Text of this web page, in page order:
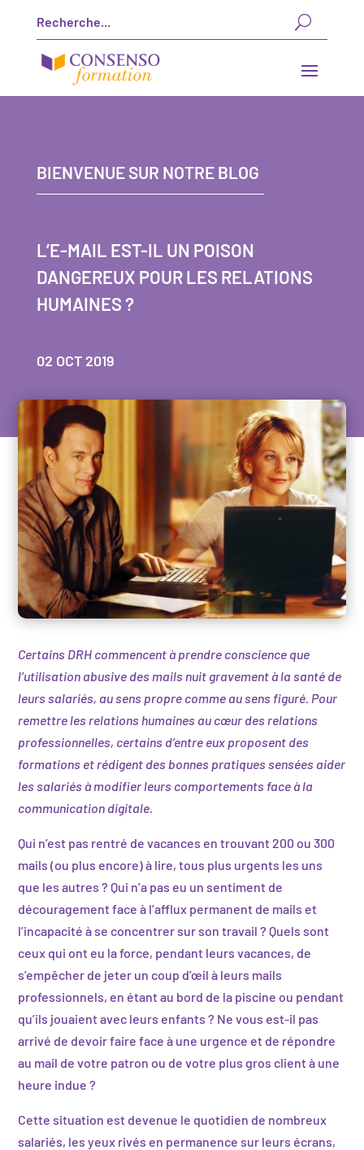
BIENVENUE SUR NOTRE BLOG
L’E-MAIL EST-IL UN POISON
DANGEREUX POUR LES RELATIONS
HUMAINES ?
02 OCT 2019
Certains DRH commencent à prendre conscience que
l’utilisation abusive des mails nuit gravement à la santé de
leurs salariés, au sens propre comme au sens figuré. Pour
remettre les relations humaines au cœur des relations
professionnelles, certains d’entre eux proposent des
formations et rédigent des bonnes pratiques sensées aider
les salariés à modifier leurs comportements face à la
communication digitale.
Qui n’est pas rentré de vacances en trouvant 200 ou 300
mails (ou plus encore) à lire, tous plus urgents les uns
que les autres ? Qui n’a pas eu un sentiment de
découragement face à l’afflux permanent de mails et
l’incapacité à se concentrer sur son travail ? Quels sont
ceux qui ont eu la force, pendant leurs vacances, de
s’empêcher de jeter un coup d’œil à leurs mails
professionnels, en étant au bord de la piscine ou pendant
qu’ils jouaient avec leurs enfants ? Ne vous est-il pas
arrivé de devoir faire face à une urgence et de répondre
au mail de votre patron ou de votre plus gros client à une
heure indue ?
Cette situation est devenue le quotidien de nombreux
salariés, les yeux rivés en permanence sur leurs écrans,